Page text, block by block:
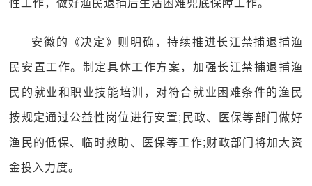
性工作，做好渔民退捕后生活困难兜底保障工作。
安徽的《决定》则明确，持续推进长江禁捕退捕渔
民安置工作。制定具体工作方案，加强长江禁捕退捕渔
民的就业和职业技能培训，对符合就业困难条件的渔民
按规定通过公益性岗位进行安置;民政、医保等部门做好
渔民的低保、临时救助、医保等工作;财政部门将加大资
金投入力度。